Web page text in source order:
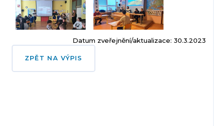
Datum zveřejnění/aktualizace: 30.3.2023
ZPĚT NA VÝPIS